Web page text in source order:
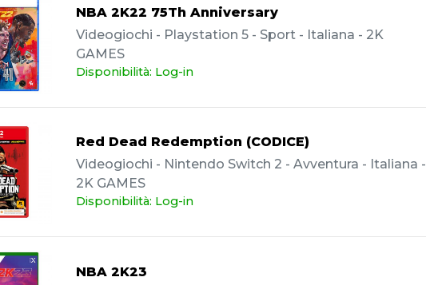
NBA 2K22 75Th Anniversary
Videogiochi - Playstation 5 - Sport - Italiana - 2K
GAMES
Disponibilità: Log-in
Red Dead Redemption (CODICE)
Videogiochi - Nintendo Switch 2 - Avventura - Italiana -
2K GAMES
Disponibilità: Log-in
NBA 2K23